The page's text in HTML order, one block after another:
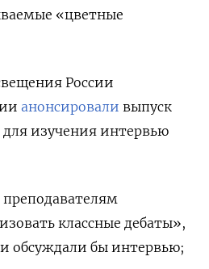
«цветные
России
анонсировали выпуск
изучения интервью
преподавателям
классные дебаты»,
обсуждали бы интервью;